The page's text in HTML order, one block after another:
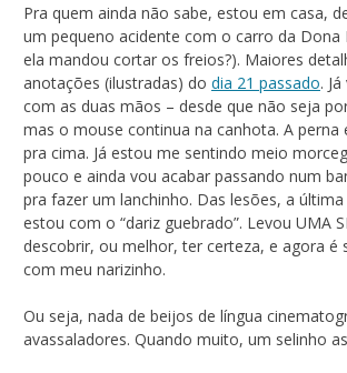
Pra quem ainda não sabe, estou em casa,
um pequeno acidente com o carro da Dona
ela mandou cortar os freios?). Maiores
anotações (ilustradas) do dia 21 passado.
com as duas mãos – desde que não seja
mas o mouse continua na canhota. A perna
pra cima. Já estou me sentindo meio
pouco e ainda vou acabar passando num
pra fazer um lanchinho. Das lesões, a
estou com o “dariz guebrado”. Levou UMA
descobrir, ou melhor, ter certeza, e agora é
com meu narizinho.
Ou seja, nada de beijos de língua
avassaladores. Quando muito, um selinho